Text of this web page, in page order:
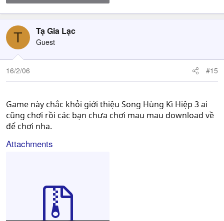
T Tạ Gia Lạc
Guest
16/2/06 #15
Game này chắc khỏi giới thiệu Song Hùng Kì Hiệp 3 ai
cũng chơi rồi các bạn chưa chơi mau mau download về
để chơi nha.
Attachments